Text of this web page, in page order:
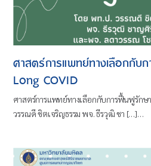
ศาสตร์การแพทย์ทางเลือกกับ
Long COVID
ศาสตร์การแพทย์ทางเลือกกับการฟื้นฟูรักษ
วรรณดี ชิตเจริญธรรม พจ. ธีรวุฒิ ชา […]…